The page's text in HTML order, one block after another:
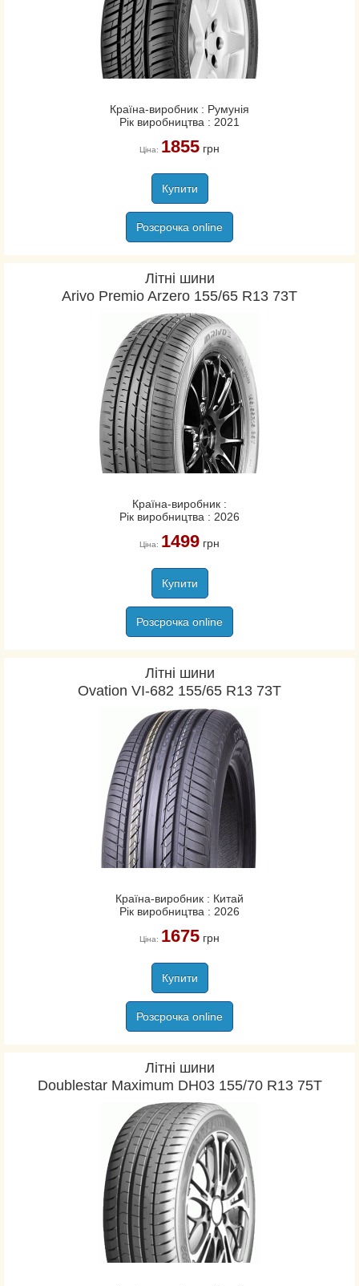
Країна-виробник : Румунія
Рік виробництва : 2021
Ціна: 1855грн
Купити
Розсрочка online
Літні шини
Arivo Premio Arzero 155/65 R13 73T
Країна-виробник :
Рік виробництва : 2026
Ціна: 1499грн
Купити
Розсрочка online
Літні шини
Ovation VI-682 155/65 R13 73T
Країна-виробник : Китай
Рік виробництва : 2026
Ціна: 1675грн
Купити
Розсрочка online
Літні шини
Doublestar Maximum DH03 155/70 R13 75T